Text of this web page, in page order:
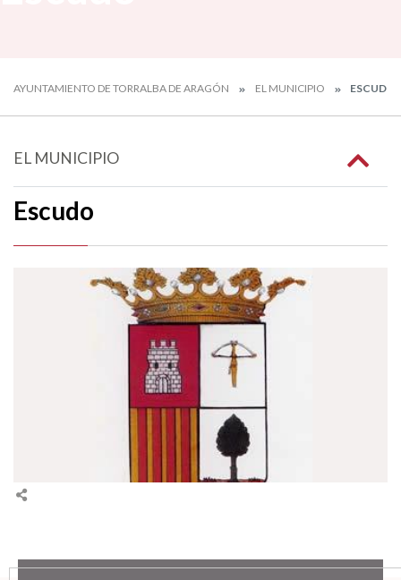
AYUNTAMIENTO DE TORRALBA DE ARAGÓN EL MUNICIPIO ESCUDO
EL MUNICIPIO
Escudo